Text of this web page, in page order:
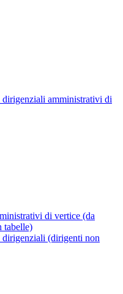
amministrativi di
di vertice (da
tabelle)
(dirigenti non